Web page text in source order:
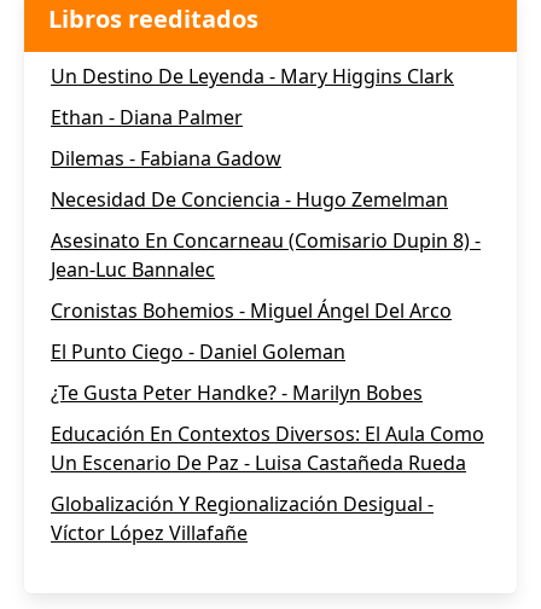
Libros reeditados
Un Destino De Leyenda - Mary Higgins Clark
Ethan - Diana Palmer
Dilemas - Fabiana Gadow
Necesidad De Conciencia - Hugo Zemelman
Asesinato En Concarneau (Comisario Dupin 8) -
Jean-Luc Bannalec
Cronistas Bohemios - Miguel Ángel Del Arco
El Punto Ciego - Daniel Goleman
¿Te Gusta Peter Handke? - Marilyn Bobes
Educación En Contextos Diversos: El Aula Como
Un Escenario De Paz - Luisa Castañeda Rueda
Globalización Y Regionalización Desigual -
Víctor López Villafañe